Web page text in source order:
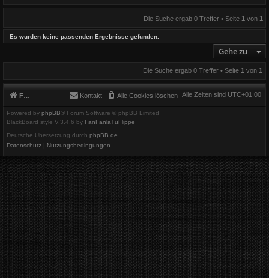
Die Suche ergab 0 Treffer • Seite 1 von 1
Es wurden keine passenden Ergebnisse gefunden.
Gehe zu
Die Suche ergab 0 Treffer • Seite 1 von 1
Foren-Übersicht Alle Zeiten sind UTC+01:00
Alle Cookies löschen
Kontakt
Powered by phpBB® Forum Software © phpBB Limited
BlackBoard style V.3.4.6 by FanFanlaTuFlippe
Deutsche Übersetzung durch phpBB.de
Datenschutz
Nutzungsbedingungen